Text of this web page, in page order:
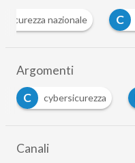
nazionale C
Argomenti
C
cybersicurezza
Canali